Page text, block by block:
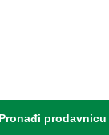
Pronađi prodavnicu